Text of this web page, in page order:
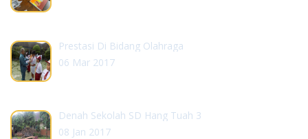
Prestasi Di Bidang Olahraga
06 Mar 2017
Denah Sekolah SD Hang Tuah 3
08 Jan 2017